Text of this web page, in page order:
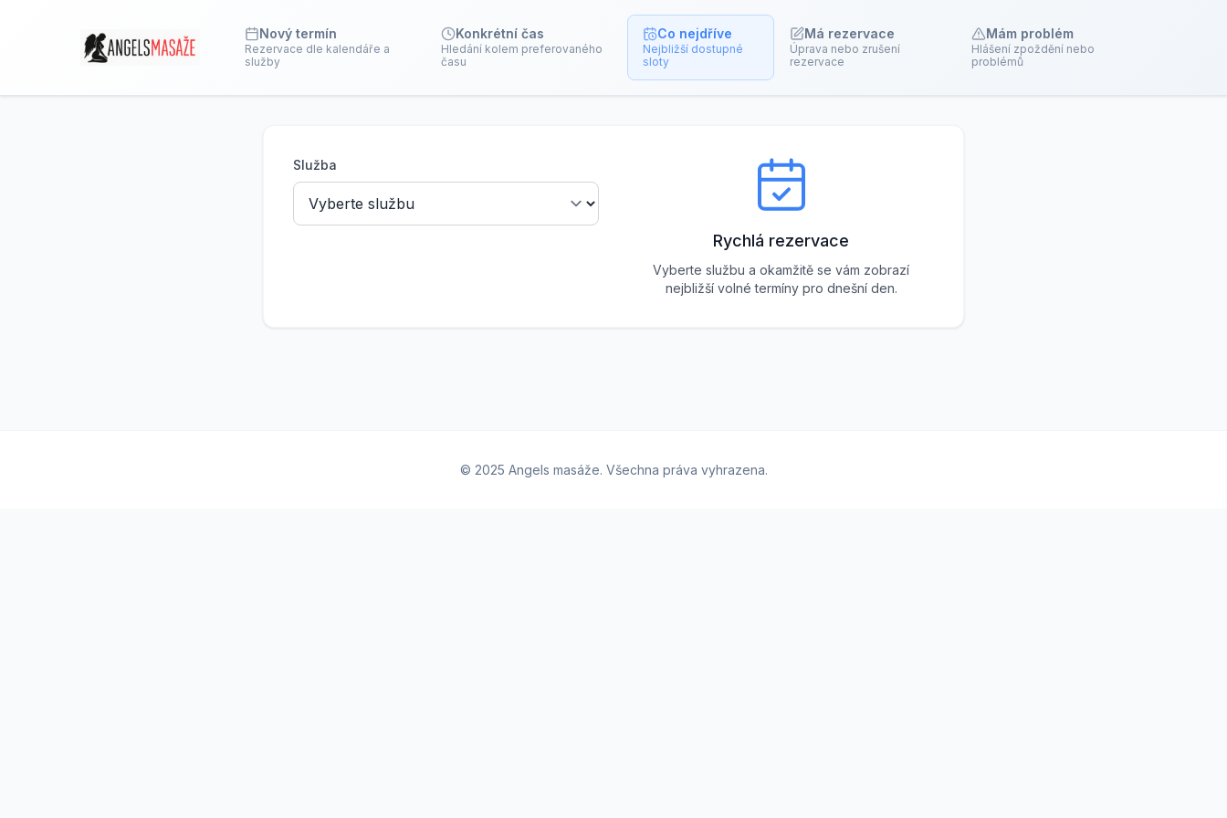
Nový termín
Rezervace dle kalendáře a
služby
Konkrétní čas
Hledání kolem preferovaného
času
Co nejdříve
Nejbližší dostupné
sloty
Má rezervace
Úprava nebo zrušení
rezervace
Mám problém
Hlášení zpoždění nebo
problémů
Služba
Rychlá rezervace
Vyberte službu a okamžitě se vám zobrazí
nejbližší volné termíny pro dnešní den.
© 2025 Angels masáže. Všechna práva vyhrazena.